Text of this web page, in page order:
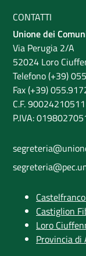
CONTATTI
Unione dei
Via Perugia 2/A
52024 Loro
Telefono (+39)
Fax (+39)
C.F. 90024210511
P.IVA:
Castiglion
Loro
Provincia di